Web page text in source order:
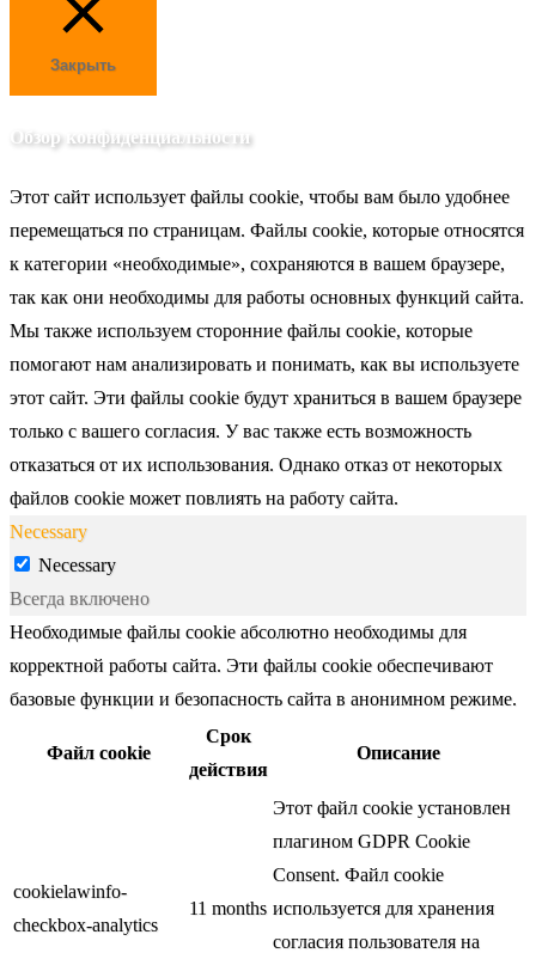
Закрыть
Обзор конфиденциальности
Этот сайт использует файлы cookie, чтобы вам было удобнее
перемещаться по страницам. Файлы cookie, которые относятся
к категории «необходимые», сохраняются в вашем браузере,
так как они необходимы для работы основных функций сайта.
Мы также используем сторонние файлы cookie, которые
помогают нам анализировать и понимать, как вы используете
этот сайт. Эти файлы cookie будут храниться в вашем браузере
только с вашего согласия. У вас также есть возможность
отказаться от их использования. Однако отказ от некоторых
файлов cookie может повлиять на работу сайта.
Necessary
Necessary
Всегда включено
Необходимые файлы cookie абсолютно необходимы для
корректной работы сайта. Эти файлы cookie обеспечивают
базовые функции и безопасность сайта в анонимном режиме.
Файл cookie
Срок
действия
Описание
cookielawinfo-
checkbox-analytics
11 months
Этот файл cookie установлен
плагином GDPR Cookie
Consent. Файл cookie
используется для хранения
согласия пользователя на